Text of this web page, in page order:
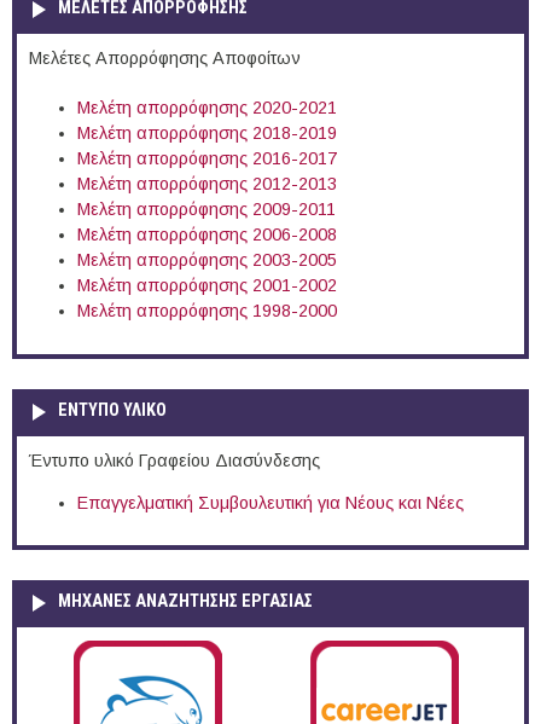
ΜΕΛΕΤΕΣ ΑΠΟΡΡΟΦΗΣΗΣ
Μελέτες Απορρόφησης Αποφοίτων
Μελέτη απορρόφησης 2020-2021
Μελέτη απορρόφησης 2018-2019
Μελέτη απορρόφησης 2016-2017
Μελέτη απορρόφησης 2012-2013
Μελέτη απορρόφησης 2009-2011
Μελέτη απορρόφησης 2006-2008
Μελέτη απορρόφησης 2003-2005
Μελέτη απορρόφησης 2001-2002
Μελέτη απορρόφησης 1998-2000
ΕΝΤΥΠΟ ΥΛΙΚΟ
Έντυπο υλικό Γραφείου Διασύνδεσης
Επαγγελματική Συμβουλευτική για Νέους και Νέες
ΜΗΧΑΝΕΣ ΑΝΑΖΗΤΗΣΗΣ ΕΡΓΑΣΙΑΣ